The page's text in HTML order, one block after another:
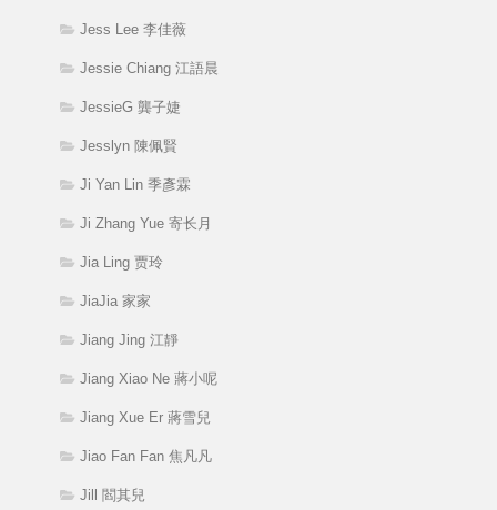
Jess Lee 李佳薇
Jessie Chiang 江語晨
JessieG 龔子婕
Jesslyn 陳佩賢
Ji Yan Lin 季彥霖
Ji Zhang Yue 寄长月
Jia Ling 贾玲
JiaJia 家家
Jiang Jing 江靜
Jiang Xiao Ne 蔣小呢
Jiang Xue Er 蔣雪兒
Jiao Fan Fan 焦凡凡
Jill 閻其兒